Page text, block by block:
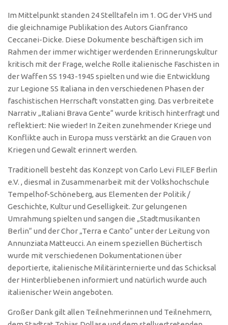
Im Mittelpunkt standen 24 Stelltafeln im 1. OG der VHS und
die gleichnamige Publikation des Autors Gianfranco
Ceccanei-Dicke. Diese Dokumente beschäftigen sich im
Rahmen der immer wichtiger werdenden Erinnerungskultur
kritisch mit der Frage, welche Rolle italienische Faschisten in
der Waffen SS 1943-1945 spielten und wie die Entwicklung
zur Legione SS Italiana in den verschiedenen Phasen der
faschistischen Herrschaft vonstatten ging. Das verbreitete
Narrativ „Italiani Brava Gente“ wurde kritisch hinterfragt und
reflektiert: Nie wieder! In Zeiten zunehmender Kriege und
Konflikte auch in Europa muss verstärkt an die Grauen von
Kriegen und Gewalt erinnert werden.
Traditionell besteht das Konzept von Carlo Levi FILEF Berlin
e.V. , diesmal in Zusammenarbeit mit der Volkshochschule
Tempelhof-Schöneberg, aus Elementen der Politik /
Geschichte, Kultur und Geselligkeit. Zur gelungenen
Umrahmung spielten und sangen die „Stadtmusikanten
Berlin“ und der Chor „Terra e Canto“ unter der Leitung von
Annunziata Matteucci. An einem speziellen Büchertisch
wurde mit verschiedenen Dokumentationen über
deportierte, italienische Militärinternierte und das Schicksal
der Hinterbliebenen informiert und natürlich wurde auch
italienischer Wein angeboten.
Großer Dank gilt allen Teilnehmerinnen und Teilnehmern,